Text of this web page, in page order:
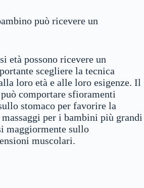
può ricevere un
età possono ricevere un
scegliere la tecnica
loro età e alle loro esigenze. Il
comportare sfioramenti
stomaco per favorire la
per i bambini più grandi
maggiormente sullo
muscolari.